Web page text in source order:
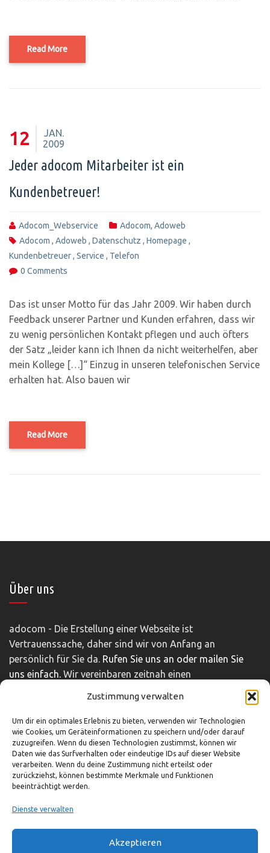
Zustimmung verwalten
Um dir ein optimales Erlebnis zu bieten, verwenden wir Technologien
wie Cookies, um Geräteinformationen zu speichern und/oder darauf
zuzugreifen. Wenn du diesen Technologien zustimmst, können wir
Daten wie das Surfverhalten oder eindeutige IDs auf dieser Website
verarbeiten. Wenn du deine Zustimmung nicht erteilst oder
zurückziehst, können bestimmte Merkmale und Funktionen
beeinträchtigt werden.
Dienste verwalten
Akzeptieren
Read More
12
JAN.
2009
Jeder adocom Mitarbeiter ist ein
Kundenbetreuer!
Adocom_Webservice Adocom, Adoweb
Adocom , Adoweb , Datenschutz , Homepage ,
Kundenbetreuer, Service , Telefon
0 Comments
Das ist unser Motto für das Jahr 2009. Wir haben durch
Feedback unserer Partner und Kunden erfahren, dass wir
zu wenig persönlichen Kontakt pflegen und auch öfters
der Satz „leider kann ich Ihnen da nicht weiterhelfen, aber
mein Kollege […]“ Einzug in unseren telefonischen Service
erhalten hat. Also bauen wir
Read More
Über uns
adocom - Die Erstellung einer Webseite ist
Vertrauenssache, daher sind wir von Anfang an
persönlich für Sie da. Rufen Sie uns an oder mailen Sie
uns einfach. Wir vereinbaren zeitnah einen
Impressum|Disclaimer |Datenschutz
So können Sie uns erreichen